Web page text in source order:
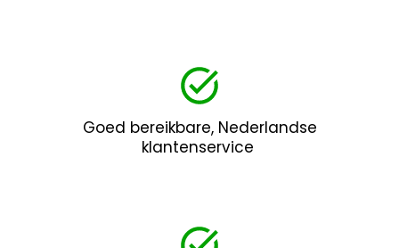
Goed bereikbare, Nederlandse
klantenservice